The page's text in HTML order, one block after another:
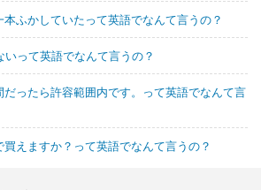
ふかしていたって英語でなんて言うの？
って英語でなんて言うの？
ったら許容範囲内です。って英語でなんて言
買えますか？って英語でなんて言うの？